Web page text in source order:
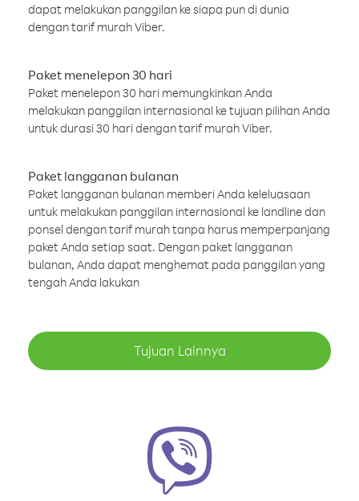
dapat melakukan panggilan ke siapa pun di dunia
dengan tarif murah Viber.
Paket menelepon 30 hari
Paket menelepon 30 hari memungkinkan Anda
melakukan panggilan internasional ke tujuan pilihan Anda
untuk durasi 30 hari dengan tarif murah Viber.
Paket langganan bulanan
Paket langganan bulanan memberi Anda keleluasaan
untuk melakukan panggilan internasional ke landline dan
ponsel dengan tarif murah tanpa harus memperpanjang
paket Anda setiap saat. Dengan paket langganan
bulanan, Anda dapat menghemat pada panggilan yang
tengah Anda lakukan
Tujuan Lainnya